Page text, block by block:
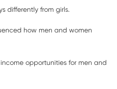
differently from girls.
how men and women
income opportunities for men and